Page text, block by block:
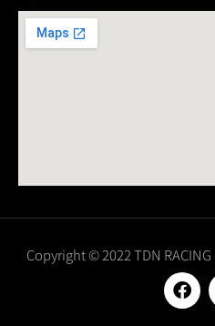
Copyright © 2022 TDN
F
a
c